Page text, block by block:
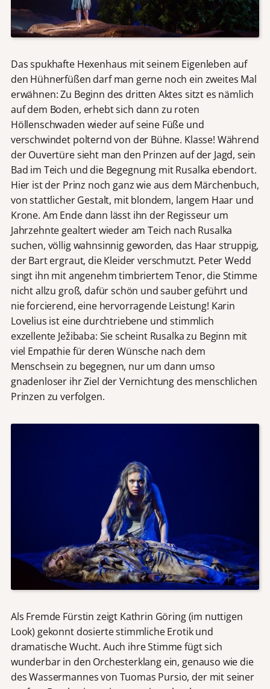
Das spukhafte Hexenhaus mit seinem Eigenleben auf
den Hühnerfüßen darf man gerne noch ein zweites Mal
erwähnen: Zu Beginn des dritten Aktes sitzt es nämlich
auf dem Boden, erhebt sich dann zu roten
Höllenschwaden wieder auf seine Füße und
verschwindet polternd von der Bühne. Klasse! Während
der Ouvertüre sieht man den Prinzen auf der Jagd, sein
Bad im Teich und die Begegnung mit Rusalka ebendort.
Hier ist der Prinz noch ganz wie aus dem Märchenbuch,
von stattlicher Gestalt, mit blondem, langem Haar und
Krone. Am Ende dann lässt ihn der Regisseur um
Jahrzehnte gealtert wieder am Teich nach Rusalka
suchen, völlig wahnsinnig geworden, das Haar struppig,
der Bart ergraut, die Kleider verschmutzt. Peter Wedd
singt ihn mit angenehm timbriertem Tenor, die Stimme
nicht allzu groß, dafür schön und sauber geführt und
nie forcierend, eine hervorragende Leistung! Karin
Lovelius ist eine durchtriebene und stimmlich
exzellente Ježibaba: Sie scheint Rusalka zu Beginn mit
viel Empathie für deren Wünsche nach dem
Menschsein zu begegnen, nur um dann umso
gnadenloser ihr Ziel der Vernichtung des menschlichen
Prinzen zu verfolgen.
Als Fremde Fürstin zeigt Kathrin Göring (im nuttigen
Look) gekonnt dosierte stimmliche Erotik und
dramatische Wucht. Auch ihre Stimme fügt sich
wunderbar in den Orchesterklang ein, genauso wie die
des Wassermannes von Tuomas Pursio, der mit seiner